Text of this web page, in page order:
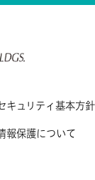
キュリティ基本方針
報保護について